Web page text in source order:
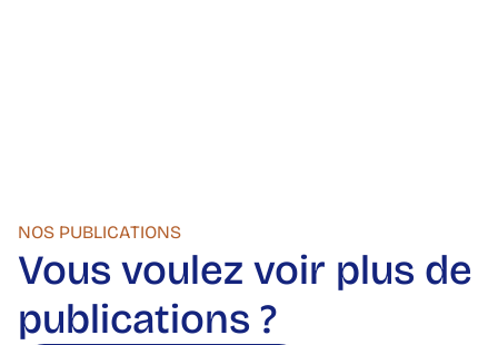
NOS PUBLICATIONS
Vous voulez voir plus de
publications ?